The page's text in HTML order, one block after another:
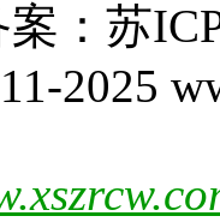
：苏
2025